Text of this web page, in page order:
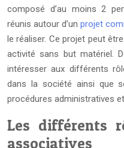
composé d’au moins 2
réunis autour d’unprojet
le réaliser. Ce projet peut
activité sans but matériel.
intéresser aux différents
dans la société ainsi que
procédures administratives
Les différents
associatives